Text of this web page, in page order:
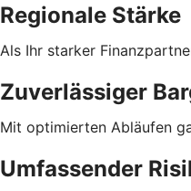
Regionale Stärke
Als Ihr starker
Zuverlässiger
Mit optimierten Abläufen
Umfassender